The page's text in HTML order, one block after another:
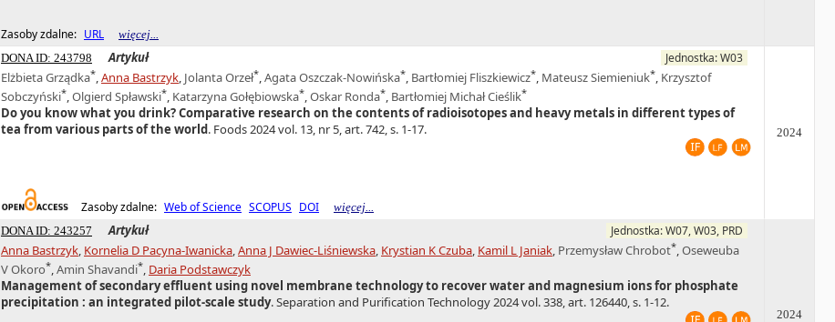
Zasoby zdalne: URL więcej...
DONA ID: 243798 Artykuł Jednostka: W03
Elżbieta Grządka*,Anna Bastrzyk, Jolanta Orzeł*,Agata Oszczak-Nowińska*, Bartłomiej Fliszkiewicz*, Mateusz Siemieniuk*, Krzysztof
Sobczyński*,Olgierd Spławski*, Katarzyna Gołębiowska*,Oskar Ronda*, Bartłomiej Michał Cieślik*
Do you know what you drink? Comparative research on the contents of radioisotopes and heavy metals in different types of
tea from various parts of the world. Foods 2024 vol. 13, nr 5, art. 742, s. 1-17.
Zasoby zdalne: Web of Science SCOPUS DOI więcej...
2024
DONA ID: 243257 Artykuł Jednostka: W07, W03, PRD
Anna Bastrzyk, Kornelia D Pacyna-Iwanicka,Anna J Dawiec-Liśniewska, Krystian K Czuba, Kamil L Janiak, Przemysław Chrobot*,Oseweuba
V Okoro*,Amin Shavandi*, Daria Podstawczyk
Management of secondary effluent using novel membrane technology to recover water and magnesium ions for phosphate
precipitation : an integrated pilot-scale study. Separation and Purification Technology 2024 vol. 338, art. 126440, s. 1-12.
2024